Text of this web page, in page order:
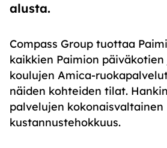
alusta.
Compass Group tuottaa
kaikkien Paimion päiväkotien
koulujen Amica-
näiden kohteiden tilat.
palvelujen kokonaisvaltainen
kustannustehokkuus.